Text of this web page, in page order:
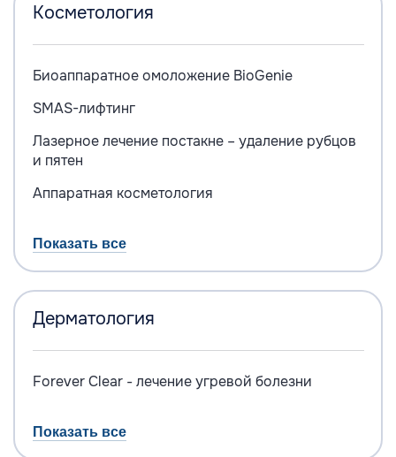
Косметология
Биоаппаратное омоложение BioGenie
SMAS-лифтинг
Лазерное лечение постакне – удаление рубцов
и пятен
Аппаратная косметология
Показать все
Дерматология
Forever Clear - лечение угревой болезни
Показать все